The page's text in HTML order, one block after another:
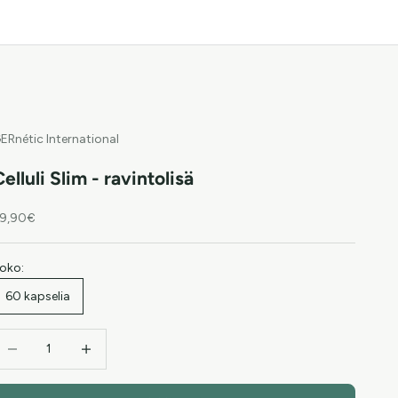
International
Slim - ravintolisä
price
60 kapselia